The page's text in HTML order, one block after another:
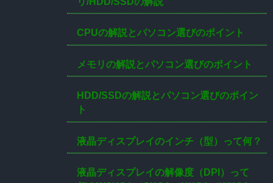
CPUの解説とパソコン選びのポイント
メモリの解説とパソコン選びのポイント
HDD/SSDの解説とパソコン選びのポイン
ト
液晶ディスプレイのインチ（型）って何？
液晶ディスプレイの解像度（DPI）って